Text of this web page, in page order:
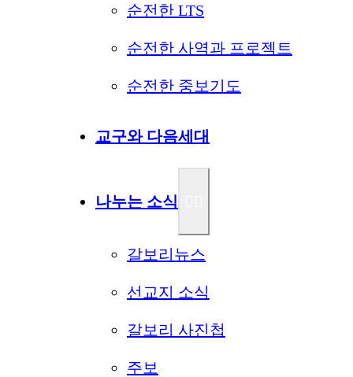
순전한 LTS
순전한 사역과 프로젝트
순전한 중보기도
교구와 다음세대
나누는 소식
갈보리뉴스
선교지 소식
갈보리 사진첩
주보